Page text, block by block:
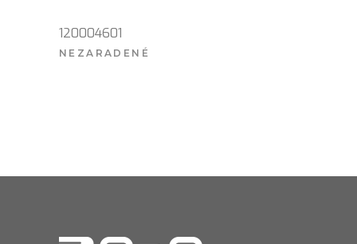
120004601
NEZARADENÉ